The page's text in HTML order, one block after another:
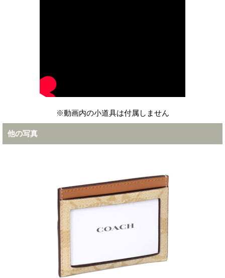
※動画内の小道具は付属しません
他の写真